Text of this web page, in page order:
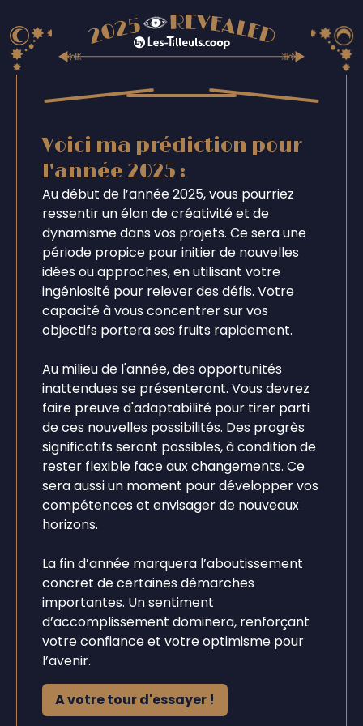
Voici ma prédiction pour
l'année 2025 :
Au début de l’année 2025, vous pourriez
ressentir un élan de créativité et de
dynamisme dans vos projets. Ce sera une
période propice pour initier de nouvelles
idées ou approches, en utilisant votre
ingéniosité pour relever des défis. Votre
capacité à vous concentrer sur vos
objectifs portera ses fruits rapidement.
Au milieu de l'année, des opportunités
inattendues se présenteront. Vous devrez
faire preuve d'adaptabilité pour tirer parti
de ces nouvelles possibilités. Des progrès
significatifs seront possibles, à condition de
rester flexible face aux changements. Ce
sera aussi un moment pour développer vos
compétences et envisager de nouveaux
horizons.
La fin d’année marquera l’aboutissement
concret de certaines démarches
importantes. Un sentiment
d’accomplissement dominera, renforçant
votre confiance et votre optimisme pour
l’avenir.
A votre tour d'essayer !